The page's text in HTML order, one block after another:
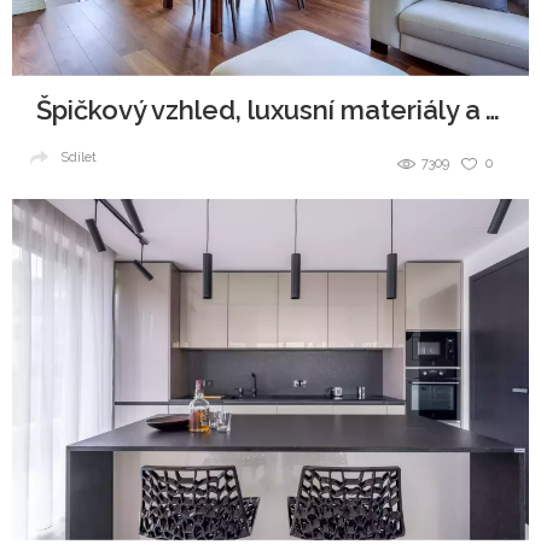
Špičkový vzhled, luxusní materiály a všudypřítomná elegance.
0
7309
Sdílet